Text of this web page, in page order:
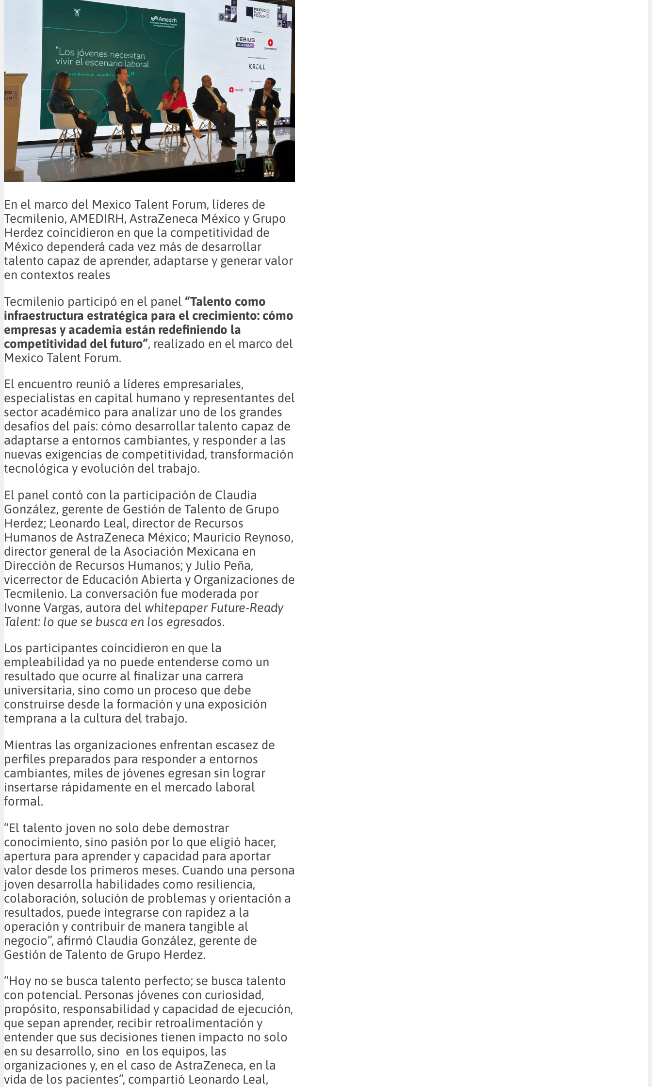
En el marco del Mexico Talent Forum, líderes de
Tecmilenio, AMEDIRH, AstraZeneca México y Grupo
Herdez coincidieron en que la competitividad de
México dependerá cada vez más de desarrollar
talento capaz de aprender, adaptarse y generar valor
en contextos reales
Tecmilenio participó en el panel “Talento como
infraestructura estratégica para el crecimiento: cómo
empresas y academia están redefiniendo la
competitividad del futuro”, realizado en el marco del
Mexico Talent Forum.
El encuentro reunió a líderes empresariales,
especialistas en capital humano y representantes del
sector académico para analizar uno de los grandes
desafíos del país: cómo desarrollar talento capaz de
adaptarse a entornos cambiantes, y responder a las
nuevas exigencias de competitividad, transformación
tecnológica y evolución del trabajo.
El panel contó con la participación de Claudia
González, gerente de Gestión de Talento de Grupo
Herdez; Leonardo Leal, director de Recursos
Humanos de AstraZeneca México; Mauricio Reynoso,
director general de la Asociación Mexicana en
Dirección de Recursos Humanos; y Julio Peña,
vicerrector de Educación Abierta y Organizaciones de
Tecmilenio. La conversación fue moderada por
Ivonne Vargas, autora del whitepaper Future-Ready
Talent: lo que se busca en los egresados.
Los participantes coincidieron en que la
empleabilidad ya no puede entenderse como un
resultado que ocurre al finalizar una carrera
universitaria, sino como un proceso que debe
construirse desde la formación y una exposición
temprana a la cultura del trabajo.
Mientras las organizaciones enfrentan escasez de
perfiles preparados para responder a entornos
cambiantes, miles de jóvenes egresan sin lograr
insertarse rápidamente en el mercado laboral
formal.
“El talento joven no solo debe demostrar
conocimiento, sino pasión por lo que eligió hacer,
apertura para aprender y capacidad para aportar
valor desde los primeros meses. Cuando una persona
joven desarrolla habilidades como resiliencia,
colaboración, solución de problemas y orientación a
resultados, puede integrarse con rapidez a la
operación y contribuir de manera tangible al
negocio”, afirmó Claudia González, gerente de
Gestión de Talento de Grupo Herdez.
“Hoy no se busca talento perfecto; se busca talento
con potencial. Personas jóvenes con curiosidad,
propósito, responsabilidad y capacidad de ejecución,
que sepan aprender, recibir retroalimentación y
entender que sus decisiones tienen impacto no solo
en su desarrollo, sino en los equipos, las
organizaciones y, en el caso de AstraZeneca, en la
vida de los pacientes”, compartió Leonardo Leal,